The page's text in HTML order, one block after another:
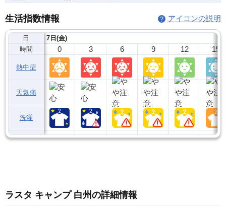
生活指数情報 アイコンの説明
日
時間
熱中症
天気痛
洗濯
7日(金)
0 3 6 9 12 15
ラスタ キャンプ 白州の詳細情報